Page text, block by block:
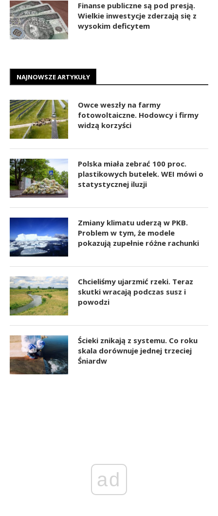
Finanse publiczne są pod presją.
Wielkie inwestycje zderzają się z
wysokim deficytem
NAJNOWSZE ARTYKUŁY
Owce weszły na farmy
fotowoltaiczne. Hodowcy i firmy
widzą korzyści
Polska miała zebrać 100 proc.
plastikowych butelek. WEI mówi o
statystycznej iluzji
Zmiany klimatu uderzą w PKB.
Problem w tym, że modele
pokazują zupełnie różne rachunki
Chcieliśmy ujarzmić rzeki. Teraz
skutki wracają podczas susz i
powodzi
Ścieki znikają z systemu. Co roku
skala dorównuje jednej trzeciej
Śniardw
ad